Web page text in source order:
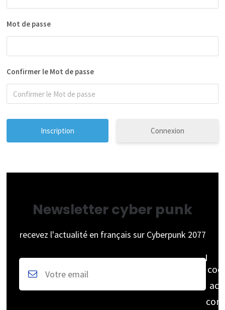
Mot de passe
Confirmer le Mot de passe
Connexion
Newsletter cyber punk
recevez l'actualité en français sur Cyberpunk 2077